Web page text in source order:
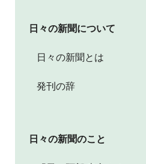
日々の新聞について
日々の新聞とは
発刊の辞
日々の新聞のこと